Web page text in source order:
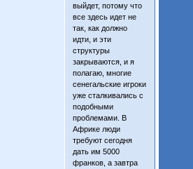
выйдет, потому что
все здесь идет не
так, как должно
идти, и эти
структуры
закрываются, и я
полагаю, многие
сенегальские игроки
уже сталкивались с
подобными
проблемами. В
Африке люди
требуют сегодня
дать им 5000
франков, а завтра